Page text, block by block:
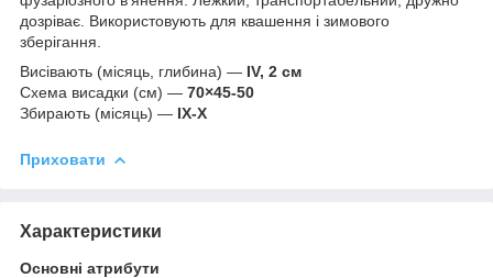
дозріває. Використовують для квашення і зимового
зберігання.
Висівають (місяць, глибина) — IV, 2 см
Схема висадки (см) — 70×45-50
Збирають (місяць) — IX-X
Приховати
Характеристики
Основні атрибути